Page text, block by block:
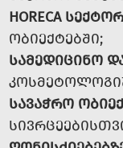
HORECA
ᲝᲑᲘᲔᲥᲢᲔᲑᲨᲘ;
ᲡᲐᲛᲔᲓᲘᲪᲘᲜᲝ
ᲡᲐᲕᲐᲭᲠᲝ